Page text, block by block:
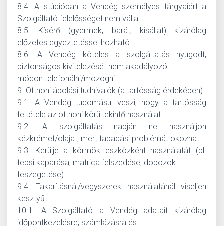
8.4. A stúdióban a Vendég személyes tárgyaiért a
Szolgáltató felelősséget nem vállal.
8.5. Kísérő (gyermek, barát, kisállat) kizárólag
előzetes egyeztetéssel hozható.
8.6. A Vendég köteles a szolgáltatás nyugodt,
biztonságos kivitelezését nem akadályozó
módon telefonálni/mozogni.
9. Otthoni ápolási tudnivalók (a tartósság érdekében)
9.1. A Vendég tudomásul veszi, hogy a tartósság
feltétele az otthoni körültekintő használat.
9.2. A szolgáltatás napján ne használjon
kézkrémet/olajat, mert tapadási problémát okozhat.
9.3. Kerülje a körmök eszközként használatát (pl.
tepsi kaparása, matrica felszedése, dobozok
feszegetése).
9.4. Takarításnál/vegyszerek használatánál viseljen
kesztyűt.
10.1. A Szolgáltató a Vendég adatait kizárólag
időpontkezelésre, számlázásra és